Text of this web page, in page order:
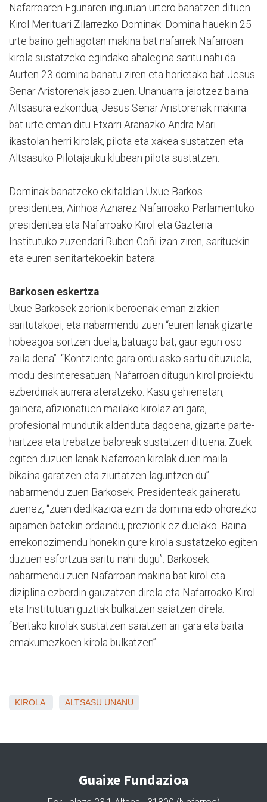
Nafarroaren Egunaren inguruan urtero banatzen dituen
Kirol Merituari Zilarrezko Dominak. Domina hauekin 25
urte baino gehiagotan makina bat nafarrek Nafarroan
kirola sustatzeko egindako ahalegina saritu nahi da.
Aurten 23 domina banatu ziren eta horietako bat Jesus
Senar Aristorenak jaso zuen. Unanuarra jaiotzez baina
Altsasura ezkondua, Jesus Senar Aristorenak makina
bat urte eman ditu Etxarri Aranazko Andra Mari
ikastolan herri kirolak, pilota eta xakea sustatzen eta
Altsasuko Pilotajauku klubean pilota sustatzen.
Dominak banatzeko ekitaldian Uxue Barkos
presidentea, Ainhoa Aznarez Nafarroako Parlamentuko
presidentea eta Nafarroako Kirol eta Gazteria
Institutuko zuzendari Ruben Goñi izan ziren, sarituekin
eta euren senitartekoekin batera.
Barkosen eskertza
Uxue Barkosek zorionik beroenak eman zizkien
saritutakoei, eta nabarmendu zuen “euren lanak gizarte
hobeagoa sortzen duela, batuago bat, gaur egun oso
zaila dena”. “Kontziente gara ordu asko sartu dituzuela,
modu desinteresatuan, Nafarroan ditugun kirol proiektu
ezberdinak aurrera ateratzeko. Kasu gehienetan,
gainera, afizionatuen mailako kirolaz ari gara,
profesional mundutik aldenduta dagoena, gizarte parte-
hartzea eta trebatze baloreak sustatzen dituena. Zuek
egiten duzuen lanak Nafarroan kirolak duen maila
bikaina garatzen eta ziurtatzen laguntzen du”
nabarmendu zuen Barkosek. Presidenteak gaineratu
zuenez, “zuen dedikazioa ezin da domina edo ohorezko
aipamen batekin ordaindu, preziorik ez duelako. Baina
errekonozimendu honekin gure kirola sustatzeko egiten
duzuen esfortzua saritu nahi dugu”. Barkosek
nabarmendu zuen Nafarroan makina bat kirol eta
diziplina ezberdin gauzatzen direla eta Nafarroako Kirol
eta Institutuan guztiak bulkatzen saiatzen direla.
“Bertako kirolak sustatzen saiatzen ari gara eta baita
emakumezkoen kirola bulkatzen”.
KIROLA ALTSASU UNANU
Guaixe Fundazioa